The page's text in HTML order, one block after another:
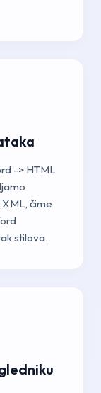
-> HTML
čime
stilova.